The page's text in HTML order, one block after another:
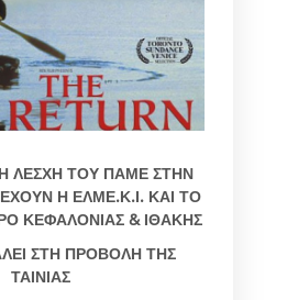
ΛΕΣΧΗ ΤΟΥ ΠΑΜΕ ΣΤΗΝ
Η ΕΛΜΕ.Κ.Ι. ΚΑΙ ΤΟ
ΚΕΦΑΛΟΝΙΑΣ & ΙΘΑΚΗΣ
ΣΤΗ ΠΡΟΒΟΛΗ ΤΗΣ
ΤΑΙΝΙΑΣ